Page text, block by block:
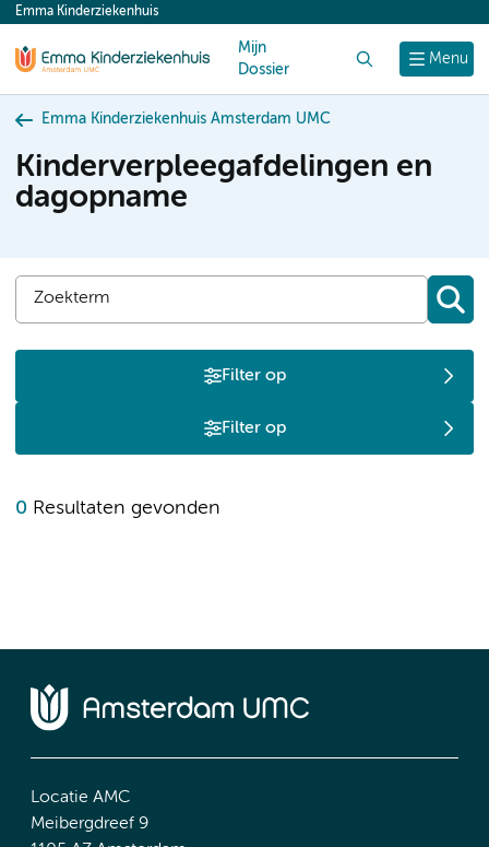
content
Menu
Emma Kinderziekenhuis
Mijn
Dossier
Emma Kinderziekenhuis Amsterdam UMC
Kinderverpleegafdelingen en
dagopname
Filter op
Filter op
0 Resultaten gevonden
Locatie AMC
Meibergdreef 9